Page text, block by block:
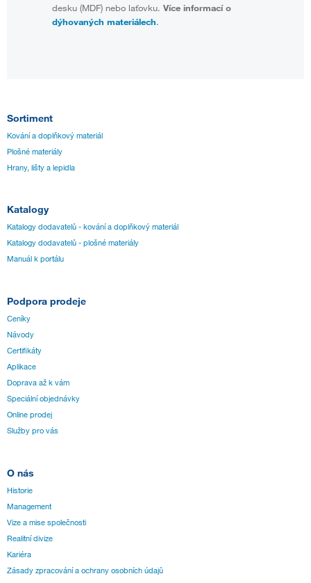
desku (MDF) nebo laťovku. Více informací o
dýhovaných materiálech.
Sortiment
Kování a doplňkový materiál
Plošné materiály
Hrany, lišty a lepidla
Katalogy
Katalogy dodavatelů - kování a doplňkový materiál
Katalogy dodavatelů - plošné materiály
Manuál k portálu
Podpora prodeje
Ceníky
Návody
Certifikáty
Aplikace
Doprava až k vám
Speciální objednávky
Online prodej
Služby pro vás
O nás
Historie
Management
Vize a mise společnosti
Realitní divize
Kariéra
Zásady zpracování a ochrany osobních údajů